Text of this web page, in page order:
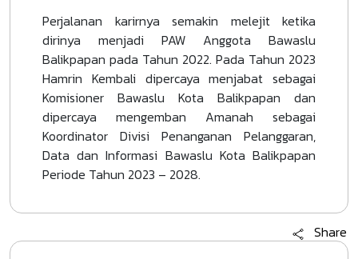
Perjalanan karirnya semakin melejit ketika
dirinya menjadi PAW Anggota Bawaslu
Balikpapan pada Tahun 2022. Pada Tahun 2023
Hamrin Kembali dipercaya menjabat sebagai
Komisioner Bawaslu Kota Balikpapan dan
dipercaya mengemban Amanah sebagai
Koordinator Divisi Penanganan Pelanggaran,
Data dan Informasi Bawaslu Kota Balikpapan
Periode Tahun 2023 – 2028.
Share